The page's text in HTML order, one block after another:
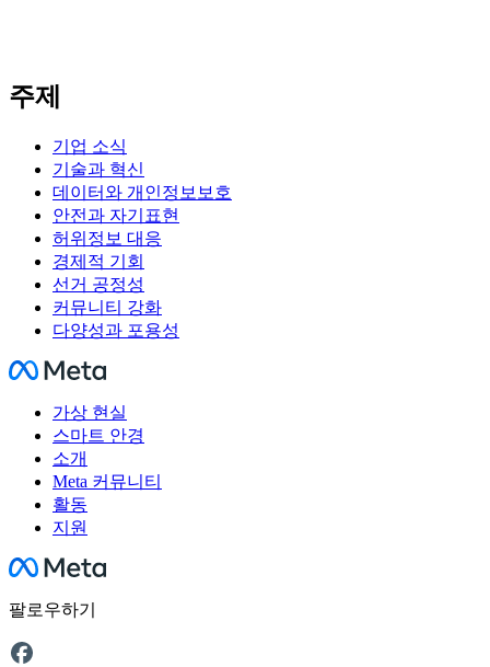
주제
기업 소식
기술과 혁신
데이터와 개인정보보호
안전과 자기표현
허위정보 대응
경제적 기회
선거 공정성
커뮤니티 강화
다양성과 포용성
Facebook
가상 현실
스마트 안경
소개
Meta 커뮤니티
활동
지원
Facebook
팔로우하기